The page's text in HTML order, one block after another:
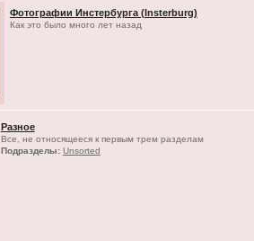
Фотографии Инстербурга (Insterburg)
Как это было много лет назад
Разное
Все, не относящееся к первым трем разделам
Подразделы: Unsorted